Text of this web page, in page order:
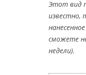
Этот вид
известно,
сможете
недели).